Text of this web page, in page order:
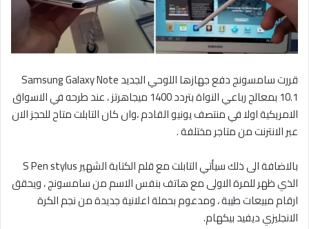
قررت سامسونج دفع جهازها اللوحي الجديد Samsung Galaxy Note
10.1 بمعالج رباعي النواة بتردد 1400 ميجاهرتز ، عند طرحه في الاسواق
الامريكية اولا في منتصف يونيو القادم ،وان كان التابلت متاح للحجز الان
عبر الانترنت من متاجر مختلفة .
بالاضافة الى ذلك سيأتي التابلت مع قلم الكتابة الشهير S Pen stylus
الذي ظهر للمرة الاولى مع هاتف بنفس الاسم من سامسونج ، ويحقق
ارقام مبيعات طيبة ، ومدعوم بحملة اعلانية جديدة من نجم الكرة
الانجليزي ديفيد بيكهام.